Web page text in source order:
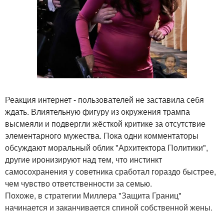
Реакция интернет - пользователей не заставила себя
ждать. Влиятельную фигуру из окружения трампа
высмеяли и подвергли жёсткой критике за отсутствие
элементарного мужества. Пока одни комментаторы
обсуждают моральный облик "Архитектора Политики",
другие иронизируют над тем, что инстинкт
самосохранения у советника сработал гораздо быстрее,
чем чувство ответственности за семью.
Похоже, в стратегии Миллера "Защита Границ"
начинается и заканчивается спиной собственной жены.